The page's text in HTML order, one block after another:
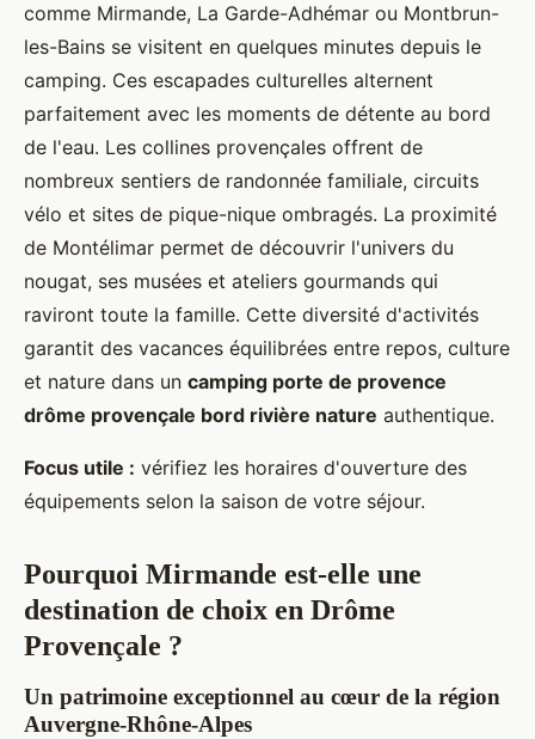
comme Mirmande, La Garde-Adhémar ou Montbrun-
les-Bains se visitent en quelques minutes depuis le
camping. Ces escapades culturelles alternent
parfaitement avec les moments de détente au bord
de l'eau. Les collines provençales offrent de
nombreux sentiers de randonnée familiale, circuits
vélo et sites de pique-nique ombragés. La proximité
de Montélimar permet de découvrir l'univers du
nougat, ses musées et ateliers gourmands qui
raviront toute la famille. Cette diversité d'activités
garantit des vacances équilibrées entre repos, culture
et nature dans un camping porte de provence
drôme provençale bord rivière nature authentique.
Focus utile : vérifiez les horaires d'ouverture des
équipements selon la saison de votre séjour.
Pourquoi Mirmande est-elle une
destination de choix en Drôme
Provençale ?
Un patrimoine exceptionnel au cœur de la région
Auvergne-Rhône-Alpes